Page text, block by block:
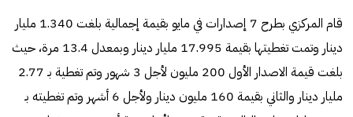
قام المركزي بطرح 7 إصدارات في مايو بقيمة إجمالية بلغت 1.340 مليار
دينار وتمت تغطيتها بقيمة 17.995 مليار دينار وبمعدل 13.4 مرة، حيث
بلغت قيمة الاصدار الأول 200 مليون لأجل 3 شهور وتم تغطية بـ 2.77
مليار دينار والثاني بقيمة 160 مليون دينار ولأجل 6 أشهر وتم تغطيته بـ